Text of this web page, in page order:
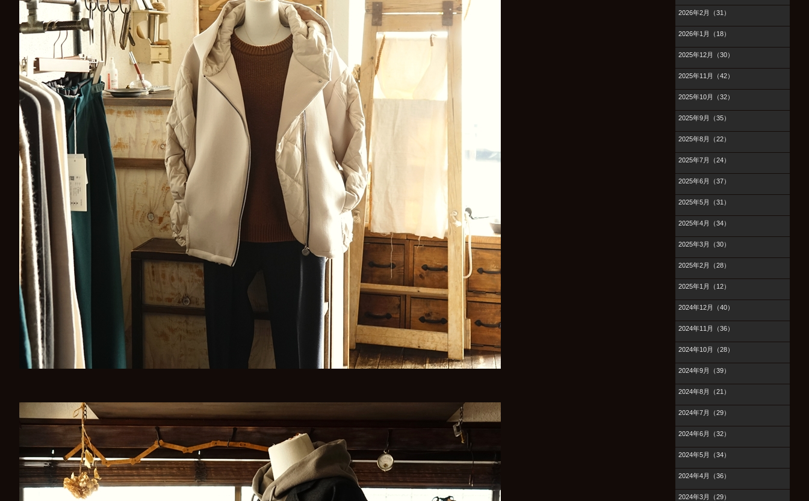
2026年2月（31）
2026年1月（18）
2025年12月（30）
2025年11月（42）
2025年10月（32）
2025年9月（35）
2025年8月（22）
2025年7月（24）
2025年6月（37）
2025年5月（31）
2025年4月（34）
2025年3月（30）
2025年2月（28）
2025年1月（12）
2024年12月（40）
2024年11月（36）
2024年10月（28）
2024年9月（39）
2024年8月（21）
2024年7月（29）
2024年6月（32）
2024年5月（34）
2024年4月（36）
2024年3月（29）